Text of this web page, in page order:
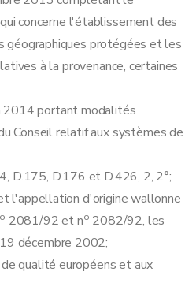
concerne l'établissement des
géographiques protégées et les
à la provenance, certaines
2014 portant modalités
Conseil relatif aux systèmes de
D.175, D.176 et D.426, 2, 2°;
l'appellation d'origine wallonne
o 2081/92 et no 2082/92, les
décembre 2002;
qualité européens et aux